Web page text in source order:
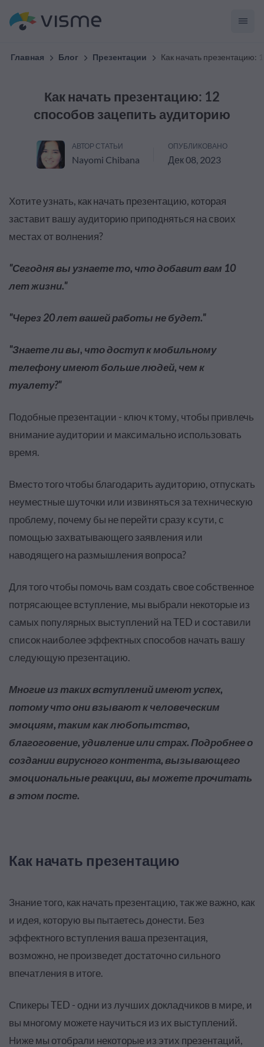
Главная Блог Презентации Как начать презентацию:
Как начать презентацию: 12
способов зацепить аудиторию
АВТОР СТАТЬИ
Nayomi Chibana
ОПУБЛИКОВАНО
Дек 08, 2023
Хотите узнать, как начать презентацию, которая
заставит вашу аудиторию приподняться на своих
местах от волнения?
"Сегодня вы узнаете то, что добавит вам 10
лет жизни."
"Через 20 лет вашей работы не будет."
"Знаете ли вы, что доступ к мобильному
телефону имеют больше людей, чем к
туалету?"
Подобные презентации - ключ к тому, чтобы привлечь
внимание аудитории и максимально использовать
время.
Вместо того чтобы благодарить аудиторию, отпускать
неуместные шуточки или извиняться за техническую
проблему, почему бы не перейти сразу к сути, с
помощью захватывающего заявления или
наводящего на размышления вопроса?
Для того чтобы помочь вам создать свое собственное
потрясающее вступление, мы выбрали некоторые из
самых популярных выступлений на TED и составили
список наиболее эффектных способов начать вашу
следующую презентацию.
Многие из таких вступлений имеют успех,
потому что они взывают к человеческим
эмоциям, таким как любопытство,
благоговение, удивление или страх. Подробнее о
создании вирусного контента, вызывающего
эмоциональные реакции, вы можете прочитать
вэтом посте.
Как начать презентацию
Знание того, как начать презентацию, так же важно, как
и идея, которую вы пытаетесь донести. Без
эффектного вступления ваша презентация,
возможно, не произведет достаточно сильного
впечатления в итоге.
Спикеры TED - одни из лучших докладчиков в мире, и
вы многому можете научиться из их выступлений.
Ниже мы отобрали некоторые из этих презентаций,